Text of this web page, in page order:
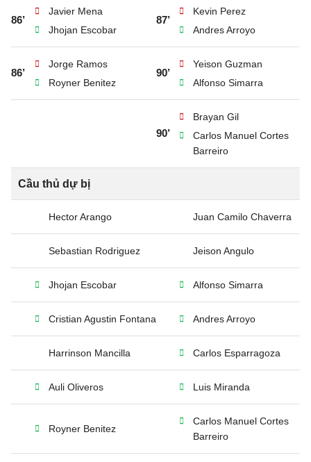
86’
Javier Mena
Jhojan Escobar
87’
Kevin Perez
Andres Arroyo
86’
Jorge Ramos
Royner Benitez
90’
Yeison Guzman
Alfonso Simarra
90’
Brayan Gil
Carlos Manuel Cortes
Barreiro
Cầu thủ dự bị
Hector Arango Juan Camilo Chaverra
Sebastian Rodriguez Jeison Angulo
Jhojan Escobar Alfonso Simarra
Cristian Agustin Fontana Andres Arroyo
Harrinson Mancilla Carlos Esparragoza
Auli Oliveros Luis Miranda
Royner Benitez
Carlos Manuel Cortes
Barreiro